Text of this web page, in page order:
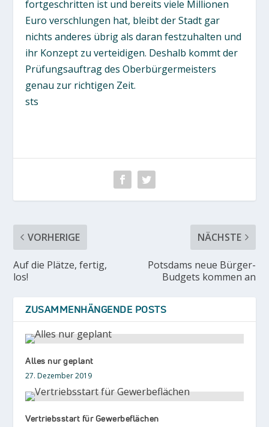
fortgeschritten ist und bereits viele Millionen
Euro verschlungen hat, bleibt der Stadt gar
nichts anderes übrig als daran festzuhalten und
ihr Konzept zu verteidigen. Deshalb kommt der
Prüfungsauftrag des Oberbürgermeisters
genau zur richtigen Zeit.
sts
VORHERIGE
Auf die Plätze, fertig,
los!
NÄCHSTE
Potsdams neue Bürger-
Budgets kommen an
ZUSAMMENHÄNGENDE POSTS
Alles nur geplant
27. Dezember 2019
Vertriebsstart für Gewerbeflächen